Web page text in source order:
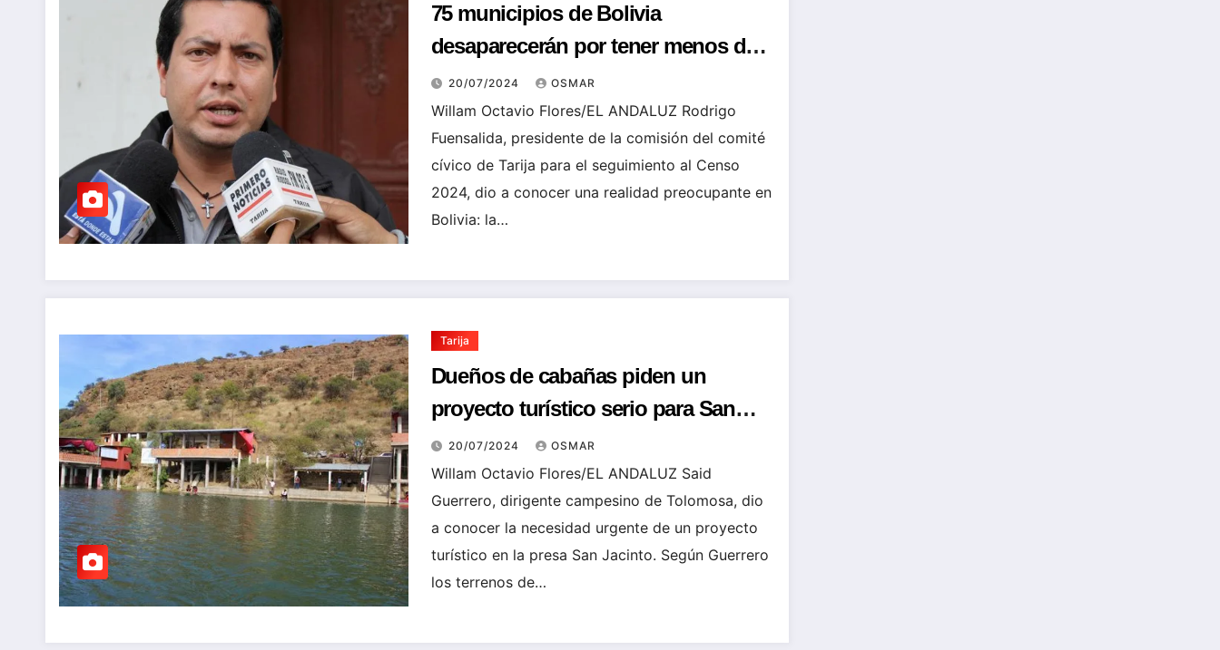
75 municipios de Bolivia
desaparecerán por tener menos de
5000 habitantes
20/07/2024 OSMAR
Willam Octavio Flores/EL ANDALUZ Rodrigo
Fuensalida, presidente de la comisión del comité
cívico de Tarija para el seguimiento al Censo
2024, dio a conocer una realidad preocupante en
Bolivia: la…
Tarija
Dueños de cabañas piden un
proyecto turístico serio para San
Jacinto
20/07/2024 OSMAR
Willam Octavio Flores/EL ANDALUZ Said
Guerrero, dirigente campesino de Tolomosa, dio
a conocer la necesidad urgente de un proyecto
turístico en la presa San Jacinto. Según Guerrero
los terrenos de…